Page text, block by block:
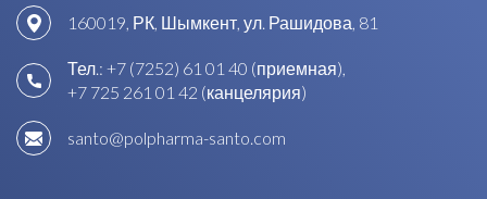
160019, РК, Шымкент, ул. Рашидова, 81
Тел.: +7 (7252) 61 01 40 (приемная),
+7 725 261 01 42 (канцелярия)
santo@polpharma-santo.com